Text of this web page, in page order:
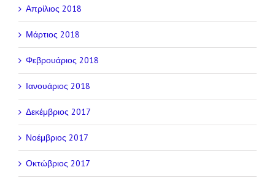
Απρίλιος 2018
Μάρτιος 2018
Φεβρουάριος 2018
Ιανουάριος 2018
Δεκέμβριος 2017
Νοέμβριος 2017
Οκτώβριος 2017